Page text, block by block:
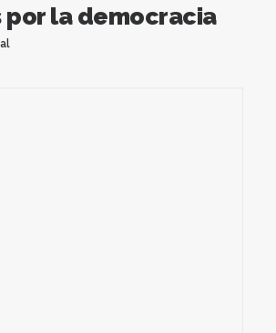
por la democracia